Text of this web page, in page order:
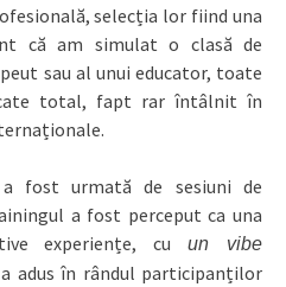
selecția lor fiind una
că am simulat o clasă de
sau al unui educator, toate
total, fapt rar întâlnit în
a fost urmată de sesiuni de
a fost perceput ca una
experiențe, cuun vibe
adus în rândul participanților